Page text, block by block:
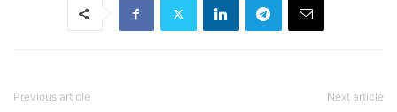
Previous article Next article